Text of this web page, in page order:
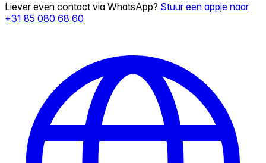
Liever even contact via WhatsApp? Stuur een appje naar
+31 85 080 68 60